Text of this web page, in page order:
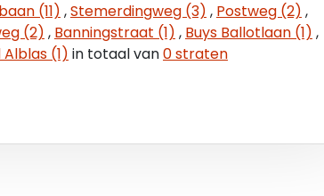
(11) ,Stemerdingweg (3) , Postweg (2) ,
(2) , Banningstraat (1) , Buys Ballotlaan (1) ,
Alblas (1) in totaal van0 straten